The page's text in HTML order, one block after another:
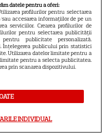
și-a făcut
televiziune: „Dacă
în direct, dau în
Liga!”
Ciucu, fostul soț al
nu a fost lăsat
datele pentru a oferi:
profilurilor pentru selectarea
accesarea informațiilor de pe un
serviciilor. Crearea profilurilor de
pentru selectarea publicității
publicitate personalizată.
Înțelegerea publicului prin statistici
Utilizarea datelor limitate pentru a
pentru a selecta publicitatea.
prin scanarea dispozitivului.
INDIVIDUAL